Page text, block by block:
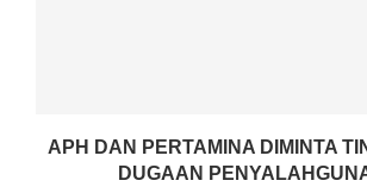
APH DAN PERTAMINA DIMINTA
DUGAAN